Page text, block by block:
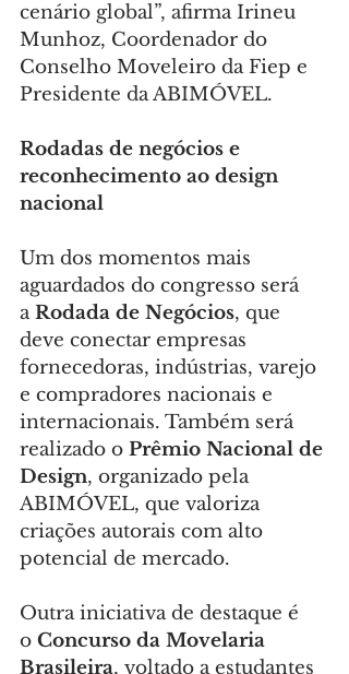
cenário global”, afirma Irineu
Munhoz, Coordenador do
Conselho Moveleiro da Fiep e
Presidente da ABIMÓVEL.
Rodadas de negócios e
reconhecimento ao design
nacional
Um dos momentos mais
aguardados do congresso será
a Rodada de Negócios, que
deve conectar empresas
fornecedoras, indústrias, varejo
e compradores nacionais e
internacionais. Também será
realizado o Prêmio Nacional de
Design, organizado pela
ABIMÓVEL, que valoriza
criações autorais com alto
potencial de mercado.
Outra iniciativa de destaque é
o Concurso da Movelaria
Brasileira, voltado a estudantes